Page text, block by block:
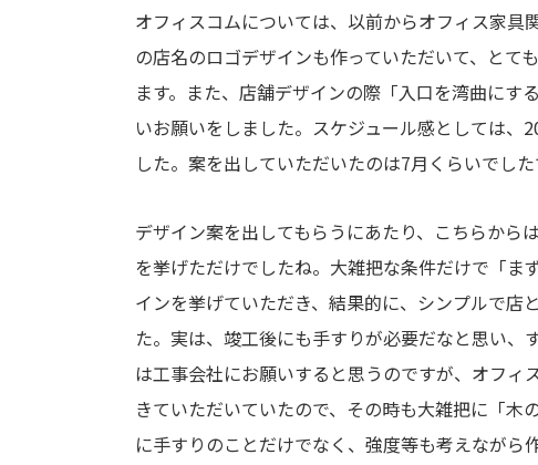
オフィスコムについては、以前からオフィス家
の店名のロゴデザインも作っていただいて、とて
ます。また、店舗デザインの際「入口を湾曲にす
いお願いをしました。スケジュール感としては
した。案を出していただいたのは7月くらいでし
デザイン案を出してもらうにあたり、こちらか
を挙げただけでしたね。大雑把な条件だけで「
インを挙げていただき、結果的に、シンプルで店
た。実は、竣工後にも手すりが必要だなと思い、
は工事会社にお願いすると思うのですが、オフ
きていただいていたので、その時も大雑把に「
に手すりのことだけでなく、強度等も考えながら